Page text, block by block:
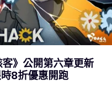
客》公開第六章更新
8折優惠開跑